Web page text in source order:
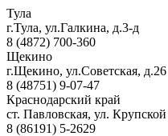
Тула
г.Тула, ул.Галкина, д.3-д
8 (4872) 700-360
Щекино
г.Щекино, ул.Советская, д.26
8 (48751) 9-07-47
Краснодарский край
ст. Павловская, ул.
8 (86191) 5-2629